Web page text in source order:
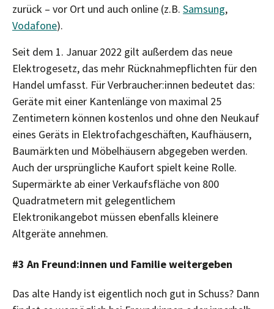
zurück – vor Ort und auch online (z.B. Samsung,
Vodafone).
Seit dem 1. Januar 2022 gilt außerdem das neue
Elektrogesetz, das mehr Rücknahmepflichten für den
Handel umfasst. Für Verbraucher:innen bedeutet das:
Geräte mit einer Kantenlänge von maximal 25
Zentimetern können kostenlos und ohne den Neukauf
eines Geräts in Elektrofachgeschäften, Kaufhäusern,
Baumärkten und Möbelhäusern abgegeben werden.
Auch der ursprüngliche Kaufort spielt keine Rolle.
Supermärkte ab einer Verkaufsfläche von 800
Quadratmetern mit gelegentlichem
Elektronikangebot müssen ebenfalls kleinere
Altgeräte annehmen.
#3 An Freund:innen und Familie weitergeben
Das alte Handy ist eigentlich noch gut in Schuss? Dann